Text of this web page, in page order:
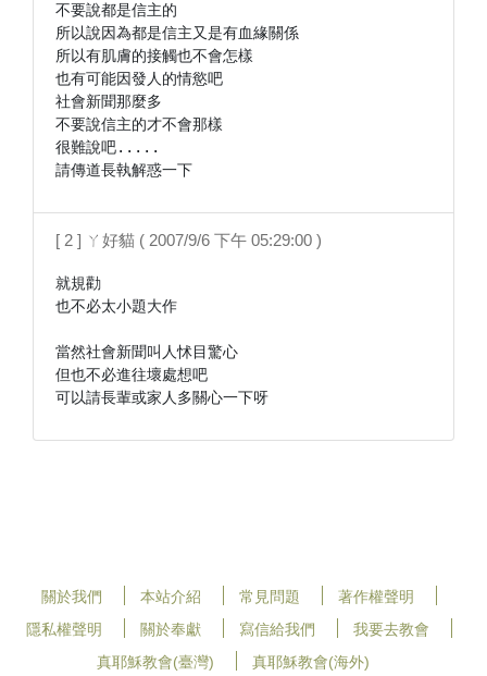
不要說都是信主的
所以說因為都是信主又是有血緣關係
所以有肌膚的接觸也不會怎樣
也有可能因發人的情慾吧
社會新聞那麼多
不要說信主的才不會那樣
很難說吧.....
請傳道長執解惑一下
[ 2 ] ㄚ好貓 ( 2007/9/6 下午 05:29:00 )
就規勸
也不必太小題大作
當然社會新聞叫人怵目驚心
但也不必進往壞處想吧
可以請長輩或家人多關心一下呀
關於我們 本站介紹 常見問題
著作權聲明
隱私權聲明
關於奉獻 寫信給我們
我要去教會
真耶穌教會(臺灣)
真耶穌教會(海外)